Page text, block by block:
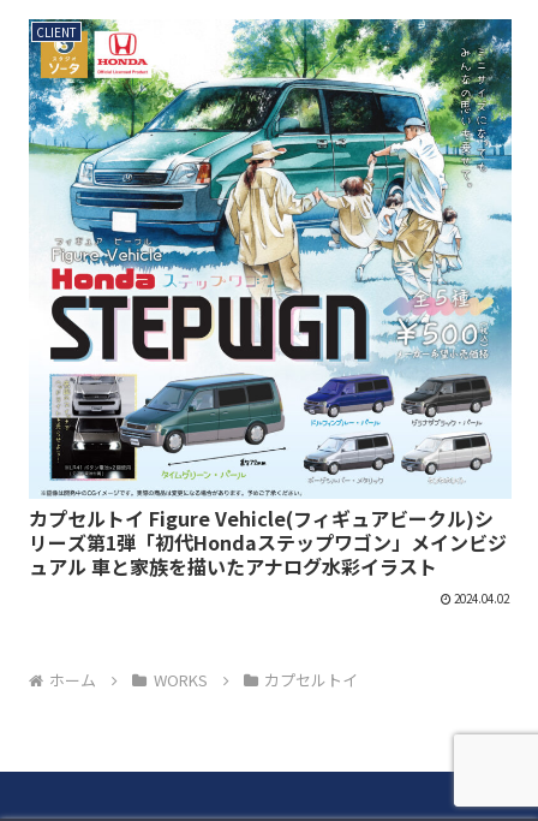
CLIENT
カプセルトイ Figure Vehicle(フィギュアビークル)シ
リーズ第1弾「初代Hondaステップワゴン」メインビジ
ュアル 車と家族を描いたアナログ水彩イラスト
2024.04.02
ホーム WORKS カプセルトイ